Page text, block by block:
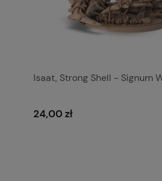
Isaat, Strong Shell - Signum
24,00 zł